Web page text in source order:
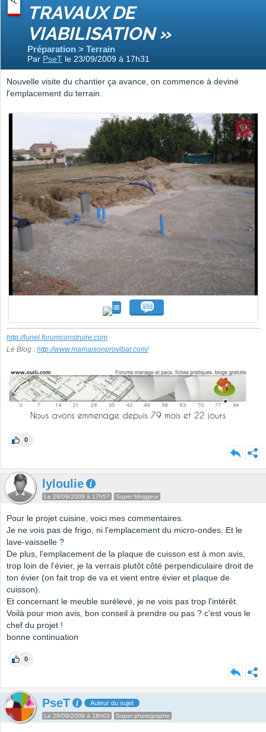
TRAVAUX DE
VIABILISATION »
Préparation > Terrain
Par PseT le 23/09/2009 à 17h31
Nouvelle visite du chantier ça avance, on commence à deviné
l'emplacement du terrain.
http://lunel.forumconstruire.com
Le Blog : http://www.mamaisonprovibat.com/
0
lyloulie
Le 28/09/2009 à 17h57 Super bloggeur
Pour le projet cuisine, voici mes commentaires.
Je ne vois pas de frigo, ni l'emplacement du micro-ondes. Et le
lave-vaisselle ?
De plus, l'emplacement de la plaque de cuisson est à mon avis,
trop loin de l'évier, je la verrais plutôt côté perpendiculaire droit de
ton évier (on fait trop de va et vient entre évier et plaque de
cuisson).
Et concernant le meuble surélevé, je ne vois pas trop l'intérêt.
Voilà pour mon avis, bon conseil à prendre ou pas ? c'est vous le
chef du projet !
bonne continuation
0
PseT Auteur du sujet
Le 28/09/2009 à 18h03 Super photographe